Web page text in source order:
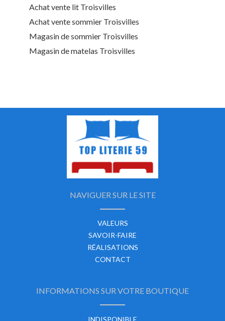
Achat vente lit Troisvilles
Achat vente sommier Troisvilles
Magasin de sommier Troisvilles
Magasin de matelas Troisvilles
NAVIGUER SUR LE SITE
VALEURS
SAVOIR-FAIRE
RÉALISATIONS
CONTACT
INFORMATIONS SUR VOTRE BOUTIQUE
INDISPONIBLE